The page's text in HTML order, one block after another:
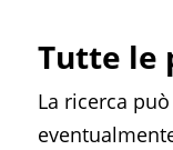
Tutte le
La ricerca